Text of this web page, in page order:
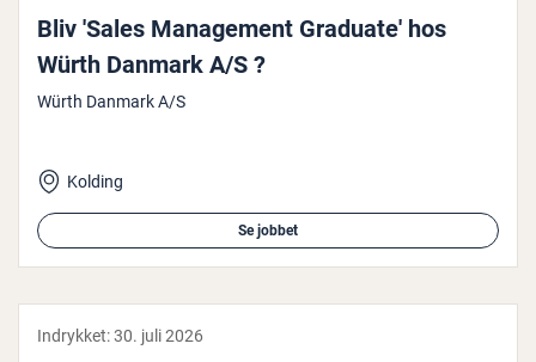
Bliv 'Sales Ma­na­ge­ment Graduate' hos
Würth Danmark A/S ?
Würth Danmark A/S
Kolding
Se jobbet
Indrykket:30. juli 2026